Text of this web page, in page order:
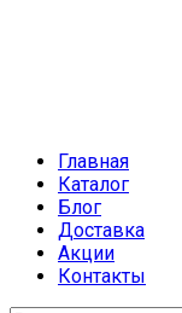
Главная
Каталог
Блог
Доставка
Акции
Контакты